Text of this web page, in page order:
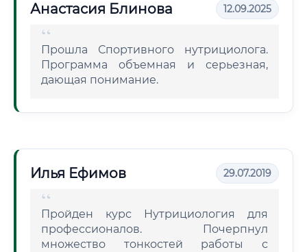
Анастасия Блинова 12.09.2025
Прошла Спортивного нутрициолога.
Программа объемная и серьезная,
дающая понимание.
Илья Ефимов 29.07.2019
Пройден курс Нутрициология для
профессионалов. Почерпнул
множество тонкостей работы с